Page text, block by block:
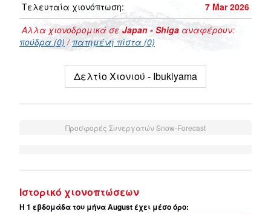
Τελευταία χιονόπτωση:
7 Mar 2026
Αλλα χιονοδρομικά σεJapan - Shiga αναφέρουν:
πούδρα (0) /πατημένη πίστα (0)
Δελτίο Χιονιού - Ibukiyama
Προσφορές Συνεργατών Snow-Forecast
Ιστορικό χιονοπτώσεων
Η 1 εβδομάδα του μήνα August έχει μέσο όρο: